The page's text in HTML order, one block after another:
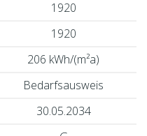
1920
1920
206 kWh/(m²a)
Bedarfsausweis
30.05.2034